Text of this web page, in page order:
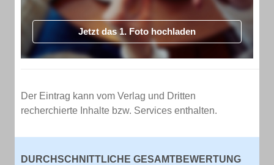
Jetzt das 1. Foto hochladen
Der Eintrag kann vom Verlag und Dritten
recherchierte Inhalte bzw. Services enthalten.
DURCHSCHNITTLICHE GESAMTBEWERTUNG